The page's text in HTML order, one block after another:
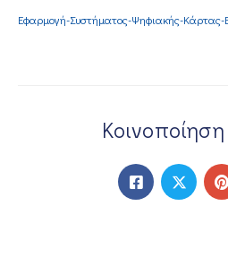
Εφαρμογή-Συστήματος-Ψηφιακής-Κάρτας-